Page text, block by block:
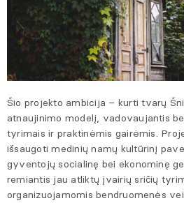
Šio projekto ambicija – kurti tvarų
atnaujinimo modelį, vadovaujantis
tyrimais ir praktinėmis gairėmis.
išsaugoti medinių namų kultūrinį
gyventojų socialinę bei ekonominę
remiantis jau atliktų įvairių sričių
organizuojamomis bendruomenės